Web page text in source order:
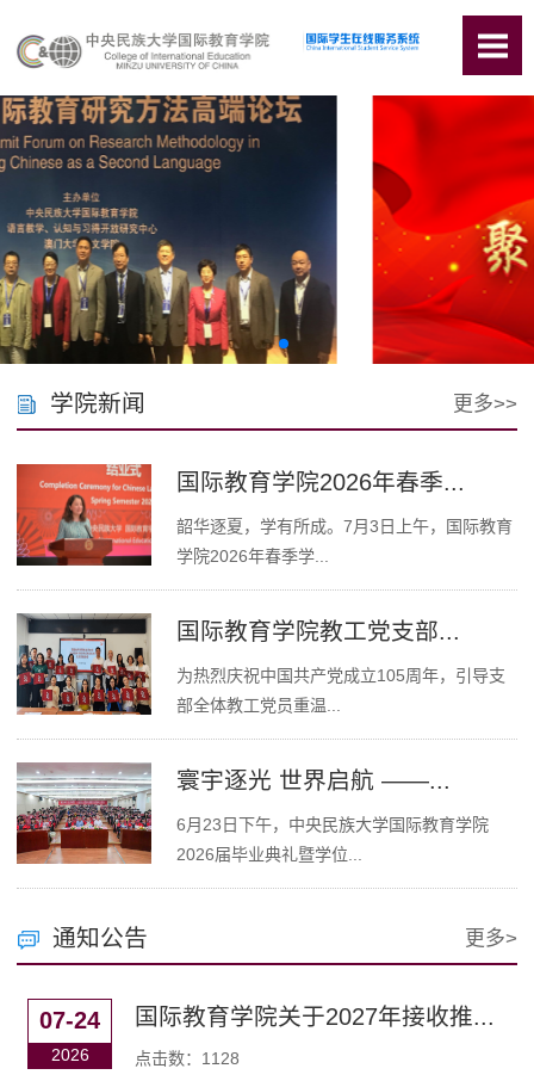
更多>>
学院新闻
国际教育学院2026年春季...
韶华逐夏，学有所成。7月3日上午，国际教育
学院2026年春季学...
国际教育学院教工党支部...
为热烈庆祝中国共产党成立105周年，引导支
部全体教工党员重温...
寰宇逐光 世界启航 ——...
6月23日下午，中央民族大学国际教育学院
2026届毕业典礼暨学位...
更多>
通知公告
07-24
2026
国际教育学院关于2027年接收推...
点击数： 1128